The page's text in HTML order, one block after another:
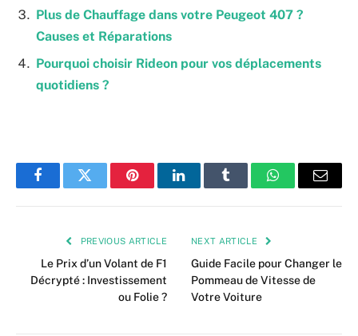
Plus de Chauffage dans votre Peugeot 407 ?
Causes et Réparations
Pourquoi choisir Rideon pour vos déplacements
quotidiens ?
FacebookTwitter PinterestLinkedInTumblr WhatsAppEmail
PREVIOUS ARTICLE
Le Prix d’un Volant de F1
Décrypté : Investissement
ou Folie ?
NEXT ARTICLE
Guide Facile pour Changer le
Pommeau de Vitesse de
Votre Voiture